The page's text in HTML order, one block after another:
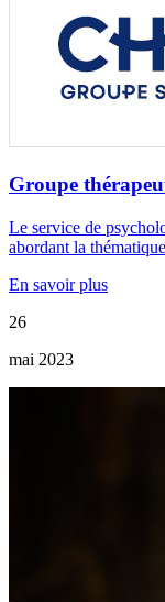
Groupe
Le service de
abordant la
En savoir plus
26
mai 2023